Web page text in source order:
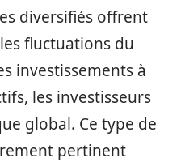
diversifiés offrent
fluctuations du
investissements à
les investisseurs
global. Ce type de
pertinent